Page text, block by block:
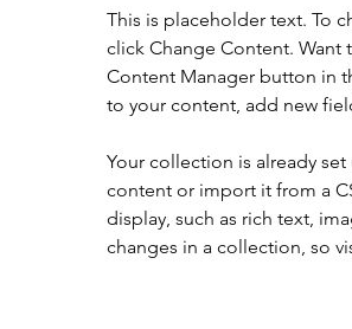
This is placeholder text. To
click Change Content.
Content Manager button in
to your content, add new
Your collection is already
content or import it from a
display, such as rich text,
changes in a collection, so